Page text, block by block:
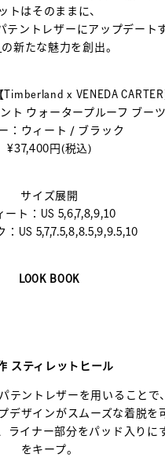
ットはそのままに、
ントレザーにアップデート
の新たな魅力を創出。​
x VENEDA CARTER
ト ウォータープルーフ ブーツ
：​ウィート / ブラック​
¥37,400円(税込)​​
サイズ展開
ート：US 5,6,7,8,9,10
：US 5,7,7.5,8,8.5,9,9.5,10​
LOOK BOOK
スティレットヒール
テントレザーを用いることで
デザインがスムーズな着脱を
ライナー部分をパッド入りに
をキープ。​